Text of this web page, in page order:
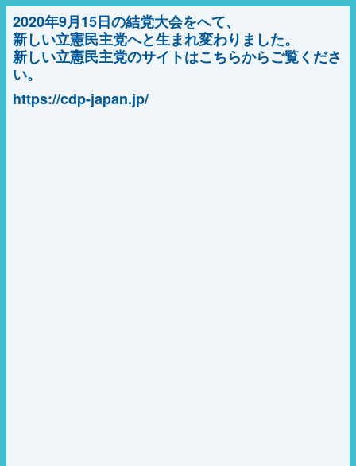
2020年9月15日の結党大会をへて、
新しい立憲民主党へと生まれ変わりました。
新しい立憲民主党のサイトはこちらからご覧くださ
い。
https://cdp-japan.jp/